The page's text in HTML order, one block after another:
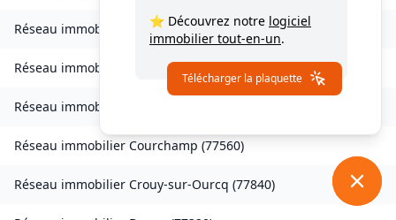
Réseau immobilier Compans(77290)
Réseau immobilier Condé-Sainte-Libiaire
Réseau immobilier
Réseau immobilier Courchamp (77560)
Réseau immobilier Crouy-sur-Ourcq (77840)
⭐ Découvrez notre logiciel
immobilier tout-en-un.
Télécharger la plaquette